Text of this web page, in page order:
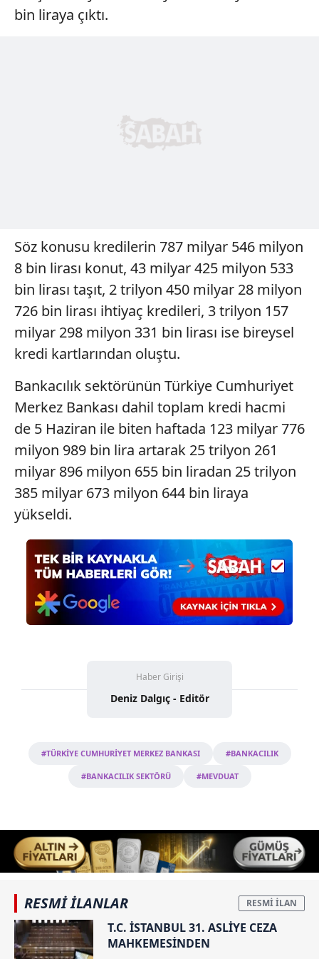
reklam/pazarlama faaliyetlerinin yapılması, amaçlarıyla
sınırlı olarak açık rızanız dahilinde kullanılacaktır.
6698 sayılı Kişisel Verilerin Korunması Kanunu uyarınca
bin liraya çıktı.
Söz konusu kredilerin 787 milyar 546 milyon
8 bin lirası konut, 43 milyar 425 milyon 533
bin lirası taşıt, 2 trilyon 450 milyar 28 milyon
726 bin lirası ihtiyaç kredileri, 3 trilyon 157
milyar 298 milyon 331 bin lirası ise bireysel
kredi kartlarından oluştu.
Bankacılık sektörünün Türkiye Cumhuriyet
Merkez Bankası dahil toplam kredi hacmi
de 5 Haziran ile biten haftada 123 milyar 776
milyon 989 bin lira artarak 25 trilyon 261
milyar 896 milyon 655 bin liradan 25 trilyon
385 milyar 673 milyon 644 bin liraya
yükseldi.
Haber Girişi
Deniz Dalgıç - Editör
#TÜRKİYE CUMHURİYET MERKEZ BANKASI #BANKACILIK
#BANKACILIK SEKTÖRÜ #MEVDUAT
RESMİ İLANLAR
T.C. İSTANBUL 31. ASLİYE CEZA
MAHKEMESİNDEN